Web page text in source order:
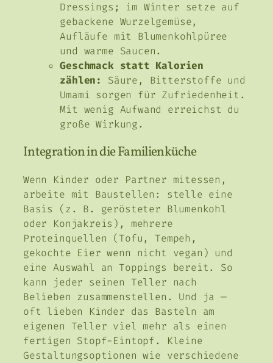
Dressings; im Winter setze auf
gebackene Wurzelgemüse,
Aufläufe mit Blumenkohlpüree
und warme Saucen.
Geschmack statt Kalorien
zählen:
Säure, Bitterstoffe und
Umami sorgen für Zufriedenheit.
Mit wenig Aufwand erreichst du
große Wirkung.
Integration in die Familienküche
Wenn Kinder oder Partner mitessen,
arbeite mit Baustellen: stelle eine
Basis (z. B. gerösteter Blumenkohl
oder Konjakreis), mehrere
Proteinquellen (Tofu, Tempeh,
gekochte Eier wenn nicht vegan) und
eine Auswahl an Toppings bereit. So
kann jeder seinen Teller nach
Belieben zusammenstellen. Und ja —
oft lieben Kinder das Basteln am
eigenen Teller viel mehr als einen
fertigen Stopf-Eintopf. Kleine
Gestaltungsoptionen wie verschiedene